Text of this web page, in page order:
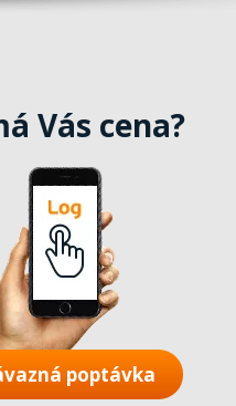
Vás cena?
poptávka